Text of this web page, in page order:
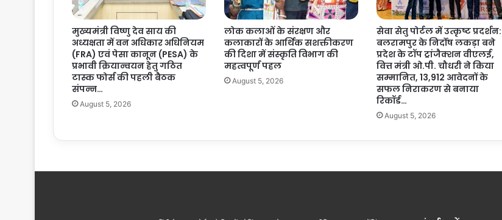
वां
न
ने
ज
ता
या
ह
.
ना
आ
व
श्य
क
व
मुख्यमंत्री विष्णु देव साय की
अध्यक्षता में वन अधिकार अधिनियम
(FRA) एवं पेसा कानून (PESA) के
प्रभावी क्रियान्वयन हेतु गठित
टास्क फोर्स की पहली बैठक
संपन्न…
August 5, 2026
लोक कलाओं के संरक्षण और
कलाकारों के आर्थिक सशक्तीकरण
की दिशा में संस्कृति विभाग की
महत्वपूर्ण पहल
August 5, 2026
सेवा सेतु पोर्टल में उत्कृष्ट प्रदर्शन:
बलरामपुर के निर्दोष लकड़ा बने
प्रदेश के टॉप ट्रांजैक्शन वीएलई,
वित्त मंत्री ओ.पी. चौधरी ने किया
सम्मानित, 13,912 आवेदनों के
सफल निराकरण से बनाया
रिकॉर्ड…
August 5, 2026